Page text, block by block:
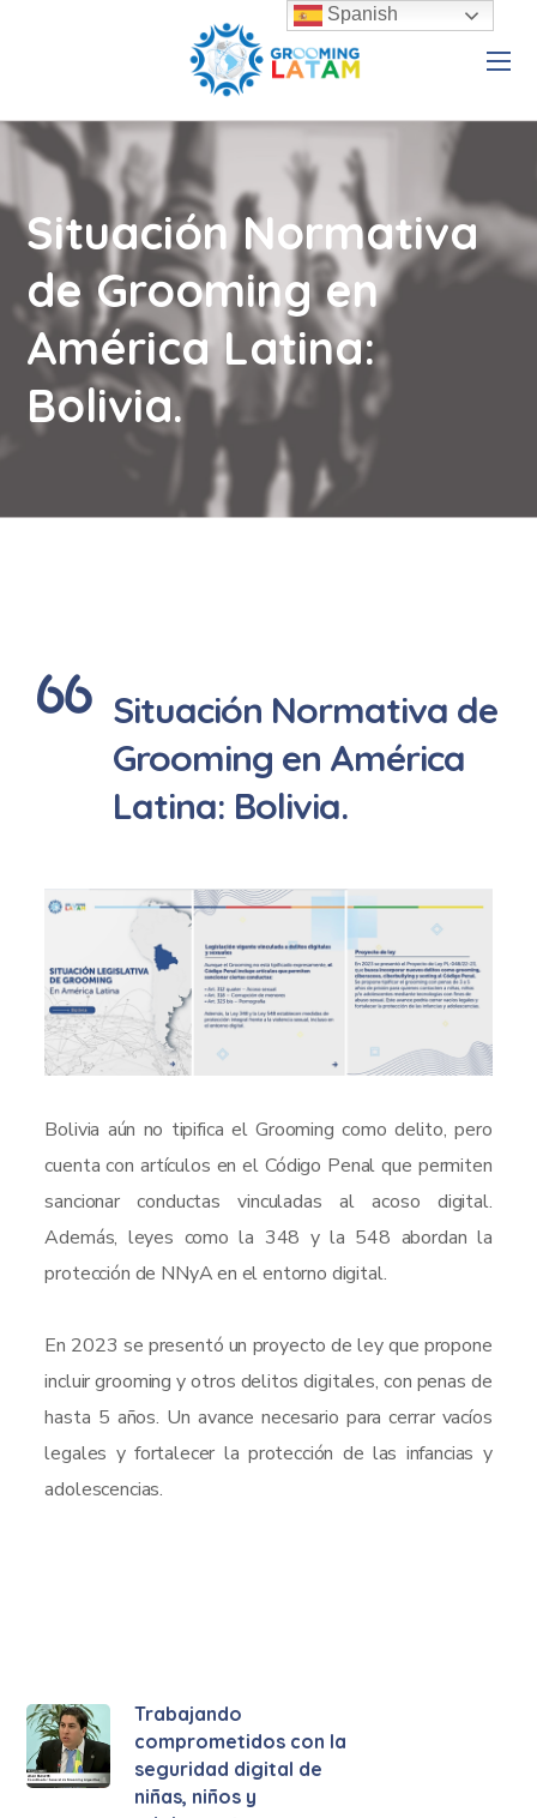
Situación Normativa
de Grooming en
América Latina:
Bolivia.
Situación Normativa de
Grooming en América
Latina: Bolivia.
Bolivia aún no tipifica el Grooming como delito, pero
cuenta con artículos en el Código Penal que permiten
sancionar conductas vinculadas al acoso digital.
Además, leyes como la 348 y la 548 abordan la
protección de NNyA en el entorno digital.
En 2023 se presentó un proyecto de ley que propone
incluir grooming y otros delitos digitales, con penas de
hasta 5 años. Un avance necesario para cerrar vacíos
legales y fortalecer la protección de las infancias y
adolescencias.
Trabajando
comprometidos con la
seguridad digital de
niñas, niños y
Spanish